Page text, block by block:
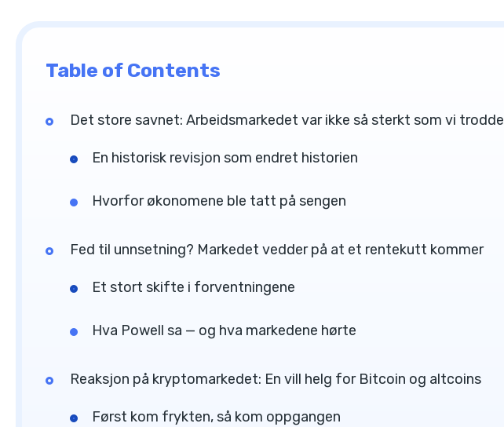
Table of Contents
Det store savnet: Arbeidsmarkedet var ikke så sterkt som vi trodde
En historisk revisjon som endret historien
Hvorfor økonomene ble tatt på sengen
Fed til unnsetning? Markedet vedder på at et rentekutt kommer
Et stort skifte i forventningene
Hva Powell sa — og hva markedene hørte
Reaksjon på kryptomarkedet: En vill helg for Bitcoin og altcoins
Først kom frykten, så kom oppgangen